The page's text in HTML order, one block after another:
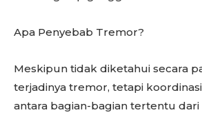
Apa Penyebab Tremor?
Meskipun tidak diketahui secara
terjadinya tremor, tetapi
antara bagian-bagian tertentu